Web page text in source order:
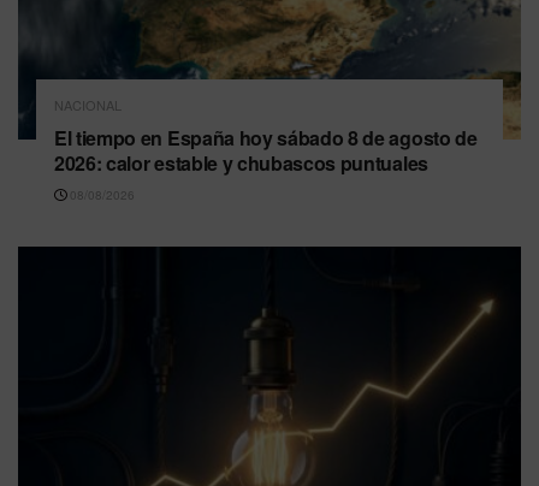
NACIONAL
El tiempo en España hoy sábado 8 de agosto de
2026: calor estable y chubascos puntuales
08/08/2026